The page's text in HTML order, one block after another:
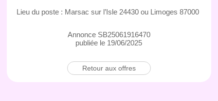
Lieu du poste : Marsac sur l’Isle 24430 ou Limoges 87000
Annonce SB25061916470
publiée le 19/06/2025
Retour aux offres